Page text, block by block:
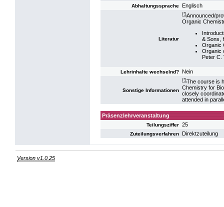
Abhaltungssprache Englisch
Literatur
(*)Announced/
Organic
& Sons,
Organic
Organic
Peter C.
Lehrinhalte wechselnd? Nein
Sonstige Informationen
(*)The course is
Chemistry for
closely
attended in
Präsenzlehrveranstaltung
Teilungsziffer 25
Zuteilungsverfahren Direktzuteilung
Version v1.0.25